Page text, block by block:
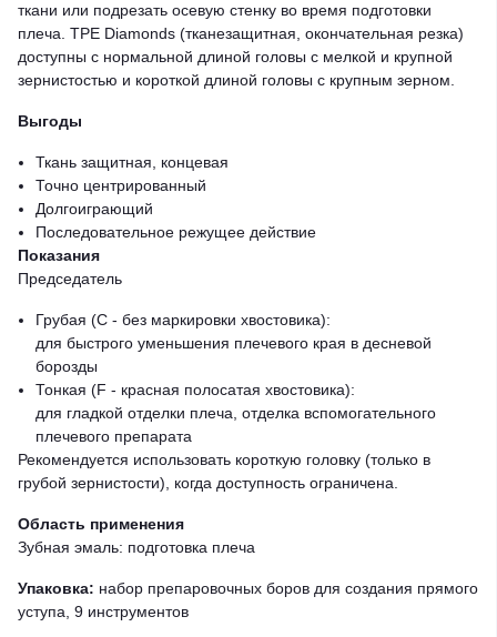
ткани или подрезать осевую стенку во время подготовки
плеча. TPE Diamonds (тканезащитная, окончательная резка)
доступны с нормальной длиной головы с мелкой и крупной
зернистостью и короткой длиной головы с крупным зерном.
Выгоды
Ткань защитная, концевая
Точно центрированный
Долгоиграющий
Последовательное режущее действие
Показания
Председатель
Грубая (C - без маркировки хвостовика):
для быстрого уменьшения плечевого края в десневой
борозды
Тонкая (F - красная полосатая хвостовика):
для гладкой отделки плеча, отделка вспомогательного
плечевого препарата
Рекомендуется использовать короткую головку (только в
грубой зернистости), когда доступность ограничена.
Область применения
Зубная эмаль: подготовка плеча
Упаковка: набор препаровочных боров для создания прямого
уступа, 9 инструментов